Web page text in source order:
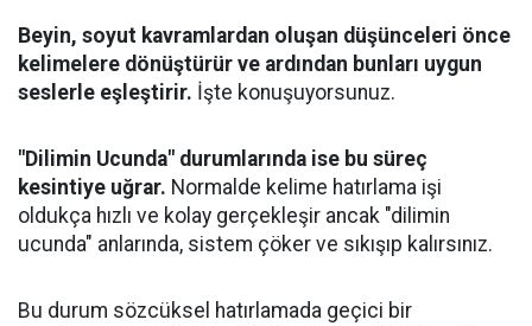
Beyin, soyut kavramlardan oluşan düşünceleri önce
kelimelere dönüştürür ve ardından bunları uygun
seslerle eşleştirir. İşte konuşuyorsunuz.
"Dilimin Ucunda" durumlarında ise bu süreç
kesintiye uğrar. Normalde kelime hatırlama işi
oldukça hızlı ve kolay gerçekleşir ancak "dilimin
ucunda" anlarında, sistem çöker ve sıkışıp kalırsınız.
Bu durum sözcüksel hatırlamada geçici bir